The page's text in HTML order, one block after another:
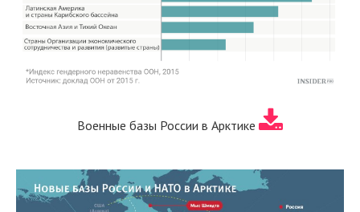
Военные базы России в Арктике